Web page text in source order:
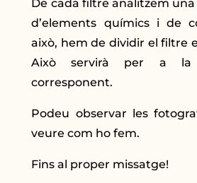
De cada filtre analitzem
d’elements químics i de
això, hem de dividir el filtre
Això servirà per a la
corresponent.
Podeu observar les
veure com ho fem.
Fins al proper missatge!